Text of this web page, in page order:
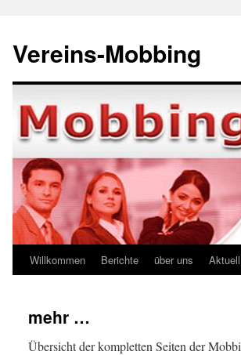
springen
Vereins-Mobbing
Willkommen Berichte über uns Aktuell
mehr …
Übersicht der kompletten Seiten der